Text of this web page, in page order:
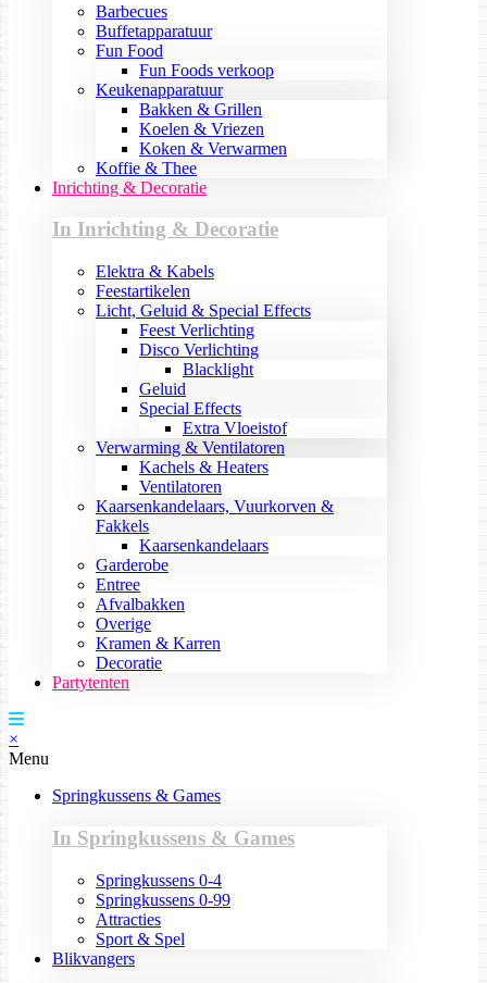
Barbecues
Buffetapparatuur
Fun Food
Fun Foods verkoop
Keukenapparatuur
Bakken & Grillen
Koelen & Vriezen
Koken & Verwarmen
Koffie & Thee
Inrichting & Decoratie
In Inrichting & Decoratie
Elektra & Kabels
Feestartikelen
Licht, Geluid & Special Effects
Feest Verlichting
Disco Verlichting
Blacklight
Geluid
Special Effects
Extra Vloeistof
Verwarming & Ventilatoren
Kachels & Heaters
Ventilatoren
Kaarsenkandelaars, Vuurkorven &
Fakkels
Kaarsenkandelaars
Garderobe
Entree
Afvalbakken
Overige
Kramen & Karren
Decoratie
Partytenten
×
Menu
Springkussens & Games
In Springkussens & Games
Springkussens 0-4
Springkussens 0-99
Attracties
Sport & Spel
Blikvangers